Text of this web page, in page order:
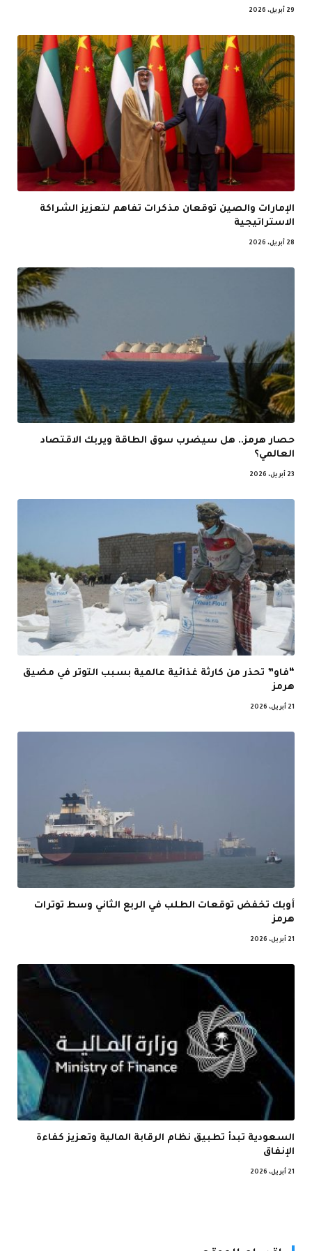
29 أبريل، 2026
الإمارات والصين توقعان مذكرات تفاهم لتعزيز الشراكة
الاستراتيجية
28 أبريل، 2026
حصار هرمز.. هل سيضرب سوق الطاقة ويربك الاقتصاد
العالمي؟
23 أبريل، 2026
“فاو” تحذر من كارثة غذائية عالمية بسبب التوتر في مضيق
هرمز
21 أبريل، 2026
أوبك تخفض توقعات الطلب في الربع الثاني وسط توترات
هرمز
21 أبريل، 2026
السعودية تبدأ تطبيق نظام الرقابة المالية وتعزيز كفاءة
الإنفاق
21 أبريل، 2026